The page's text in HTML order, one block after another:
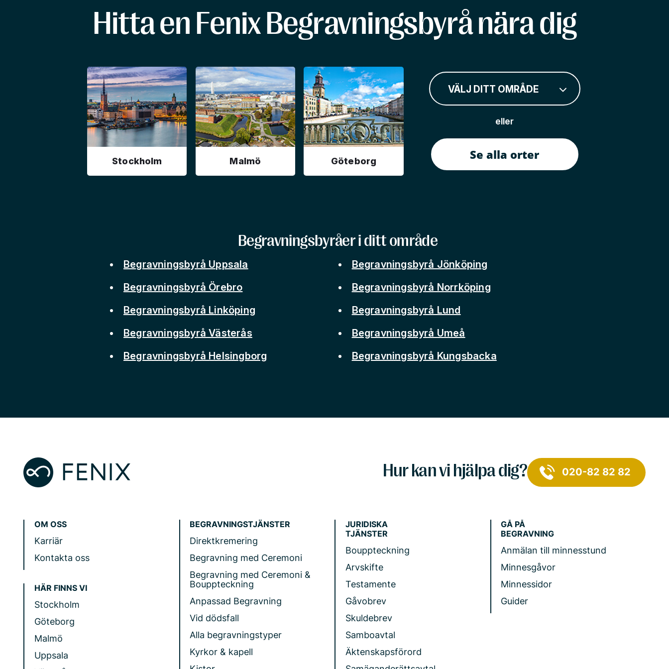
Hitta en Fenix Begravningsbyrå nära dig
Stockholm Malmö Göteborg
VÄLJ DITT OMRÅDE
eller
Se alla orter
Begravningsbyråer i ditt område
Begravningsbyrå Uppsala
Begravningsbyrå Örebro
Begravningsbyrå Linköping
Begravningsbyrå Västerås
Begravningsbyrå Helsingborg
Begravningsbyrå Jönköping
Begravningsbyrå Norrköping
Begravningsbyrå Lund
Begravningsbyrå Umeå
Begravningsbyrå Kungsbacka
Hur kan vi hjälpa dig? 020-82 82 82
OM OSS
Karriär
Kontakta oss
HÄR FINNS VI
Stockholm
Göteborg
Malmö
Uppsala
BEGRAVNINGSTJÄNSTER
Direktkremering
Begravning med Ceremoni
Begravning med Ceremoni &
Bouppteckning
Anpassad Begravning
Vid dödsfall
Alla begravningstyper
Kyrkor & kapell
JURIDISKA
TJÄNSTER
Bouppteckning
Arvskifte
Testamente
Gåvobrev
Skuldebrev
Samboavtal
Äktenskapsförord
GÅ PÅ
BEGRAVNING
Anmälan till minnesstund
Minnesgåvor
Minnessidor
Guider